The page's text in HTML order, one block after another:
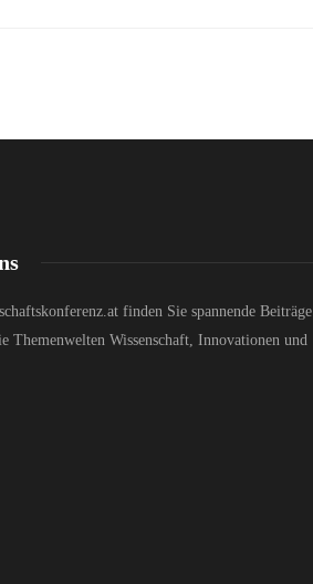
finden Sie spannende Beiträge
Themenwelten Wissenschaft, Innovationen und